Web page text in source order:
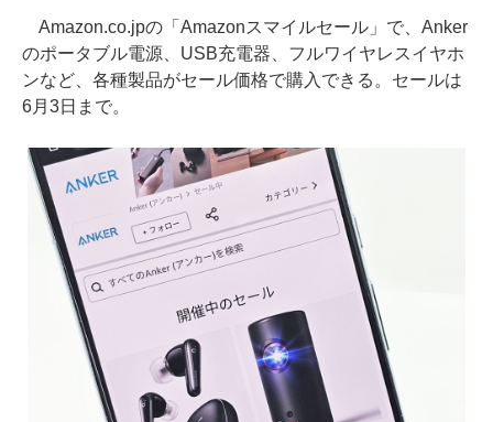
Amazon.co.jpの「Amazonスマイルセール」で、Anker
のポータブル電源、USB充電器、フルワイヤレスイヤホ
ンなど、各種製品がセール価格で購入できる。セールは
6月3日まで。